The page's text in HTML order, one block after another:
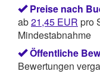
Preise nach
ab21,45 EUR pro
Mindestabnahme
Öffentliche
Bewertungen